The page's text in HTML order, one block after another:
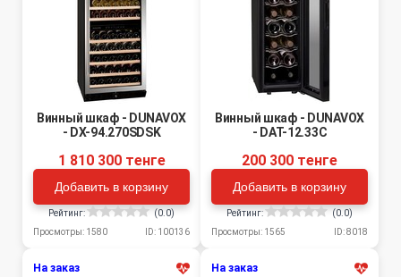
Винный шкаф - DUNAVOX
- DX-94.270SDSK
1 810 300 тенге
Добавить в корзину
Рейтинг:
(0.0)
Просмотры: 1580
ID: 100136
Винный шкаф - DUNAVOX
- DAT-12.33C
200 300 тенге
Добавить в корзину
Рейтинг:
(0.0)
Просмотры: 1565
ID: 8018
На заказ На заказ